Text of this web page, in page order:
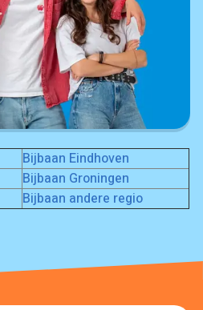
Bijbaan Eindhoven
Bijbaan Groningen
Bijbaan andere regio